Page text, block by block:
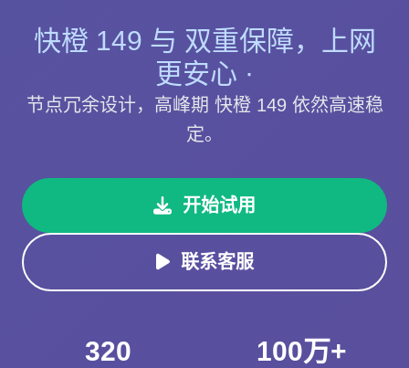
快橙 149 与 双重保障，上网
更安心 ·
节点冗余设计，高峰期 快橙 149 依然高速稳
定。
开始试用
联系客服
320 100万+